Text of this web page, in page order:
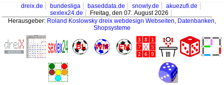
dreix.de bundesliga baseddata.de snowly.de
akuezufi.de
sexlex24.de
Freitag, den 07. August 2026
Herausgeber: Roland Koslowsky dreix webdesign Webseiten, Datenbanken,
Shopsysteme